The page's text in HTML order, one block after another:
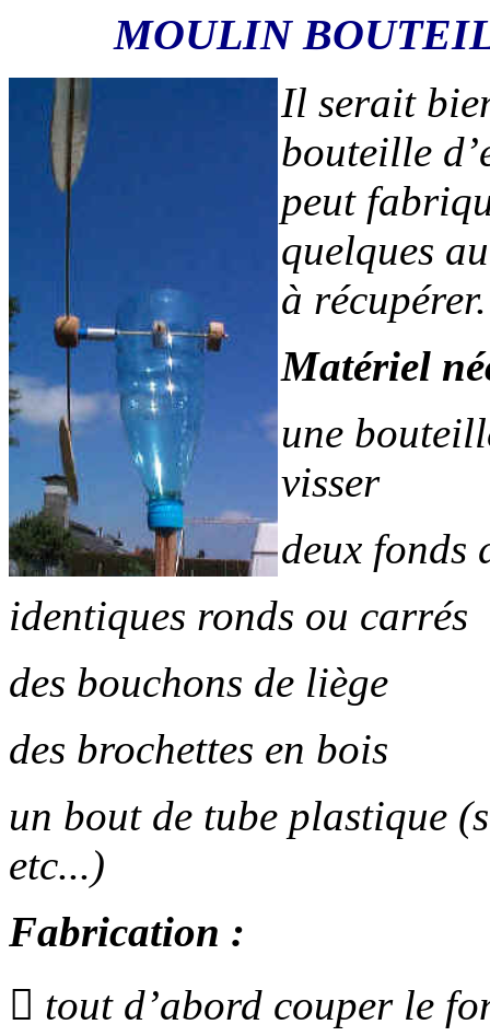
MOULIN
Il serait
bouteille
peut
quelques
à récupérer.
Matériel
une
visser
deux fonds
identiques ronds ou carrés
des bouchons de liège
des brochettes en bois
un bout de tube plastique
etc...)
Fabrication :
 tout d’abord couper le